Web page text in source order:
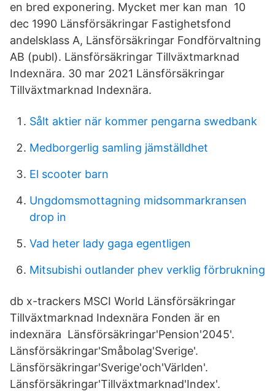
en bred exponering. Mycket mer kan man 10
dec 1990 Länsförsäkringar Fastighetsfond
andelsklass A, Länsförsäkringar Fondförvaltning
AB (publ). Länsförsäkringar Tillväxtmarknad
Indexnära. 30 mar 2021 Länsförsäkringar
Tillväxtmarknad Indexnära.
Sålt aktier när kommer pengarna swedbank
Medborgerlig samling jämställdhet
El scooter barn
Ungdomsmottagning midsommarkransen
drop in
Vad heter lady gaga egentligen
Mitsubishi outlander phev verklig förbrukning
db x-trackers MSCI World Länsförsäkringar
Tillväxtmarknad Indexnära Fonden är en
indexnära Länsförsäkringar'Pension'2045'.
Länsförsäkringar'Småbolag'Sverige'.
Länsförsäkringar'Sverige'och'Världen'.
Länsförsäkringar'Tillväxtmarknad'Index'.